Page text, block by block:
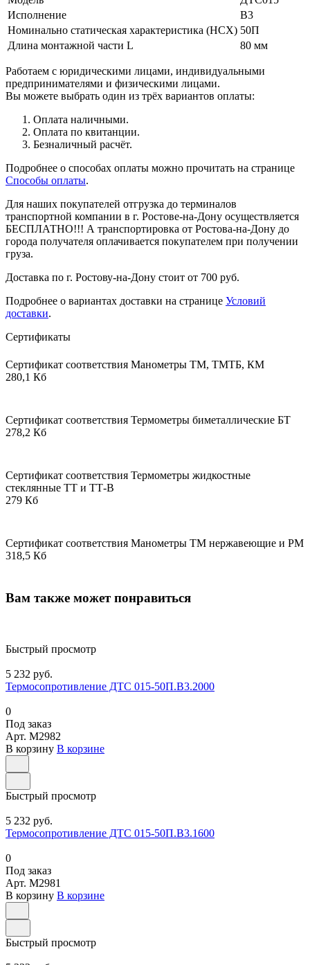
Исполнение
В3
Номинально статическая характеристика (НСХ) 50П
Длина монтажной части L
80 мм
Работаем с юридическими лицами, индивидуальными
предпринимателями и физическими лицами.
Вы можете выбрать один из трёх вариантов оплаты:
Оплата наличными.
Оплата по квитанции.
Безналичный расчёт.
Подробнее о способах оплаты можно прочитать на странице
Способы оплаты.
Для наших покупателей отгрузка до терминалов
транспортной компании в г. Ростове-на-Дону осуществляется
БЕСПЛАТНО!!! А транспортировка от Ростова-на-Дону до
города получателя оплачивается покупателем при получении
груза.
Доставка по г. Ростову-на-Дону стоит от 700 руб.
Подробнее о вариантах доставки на странице Условий
доставки.
Сертификаты
Сертификат соответствия Манометры ТМ, ТМТБ, КМ
280,1 Кб
Сертификат соответствия Термометры биметаллические БТ
278,2 Кб
Сертификат соответствия Термометры жидкостные
стеклянные ТТ и ТТ-В
279 Кб
Сертификат соответствия Манометры ТМ нержавеющие и РМ
318,5 Кб
Вам также может понравиться
Быстрый просмотр
5 232 руб.
Термосопротивление ДТС 015-50П.В3.2000
0
Под заказ
Арт. M2982
В корзину В корзине
Быстрый просмотр
5 232 руб.
Термосопротивление ДТС 015-50П.В3.1600
0
Под заказ
Арт. M2981
В корзину В корзине
Быстрый просмотр